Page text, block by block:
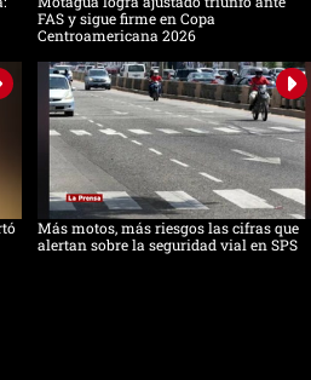
FAS y sigue firme en Copa
Centroamericana 2026
Más motos, más riesgos las cifras que
alertan sobre la seguridad vial en SPS